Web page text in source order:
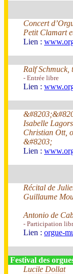
Concert
Petit Clamart
Lien :
Ralf Schmuck,
- Entrée libre
Lien :
Isabelle
Christian Ott,
&#8203;
Lien :
Récital de
Guillaume
Antonio de
- Participation
Lien : orgue-
Festival des
Lucile Dollat